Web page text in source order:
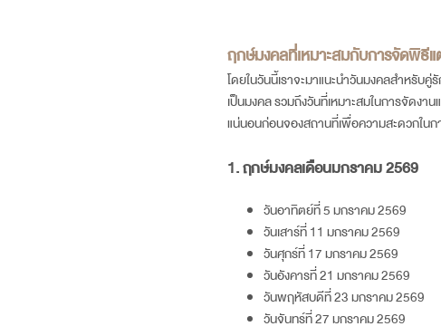
ฤกษ์มงคลที่เหมาะสมกับการจัดพิธีแ
โดยในวันนี้เราจะมาแนะนำวันมงคลสำหรับคู่
เป็นมงคล รวมถึงวันที่เหมาะสมในการจัดงา
แน่นอนก่อนจองสถานที่เพื่อความสะดวกในก
1. ฤกษ์มงคลเดือนมกราคม2569
วันอาทิตย์ที่ 5 มกราคม2569
วันเสาร์ที่ 11 มกราคม2569
วันศุกร์ที่ 17 มกราคม2569
วันอังคารที่ 21 มกราคม2569
วันพฤหัสบดีที่ 23 มกราคม2569
วันจันทร์ที่ 27 มกราคม2569